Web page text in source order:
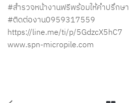
#สำรวจหน้างานฟรีพร้อมให้คำปรึกษา
#ติดต่องาน0959317559
https://line.me/ti/p/5GdzcX5hC7
www.spn-micropile.com